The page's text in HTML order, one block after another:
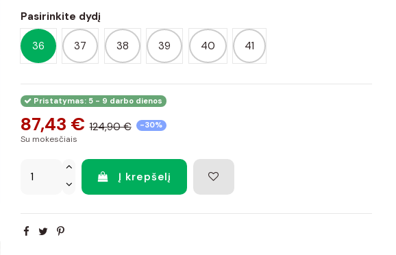
Pasirinkite dydį
36 37 38 39 40 41
Pristatymas: 5 - 9 darbo dienos
87,43 € 124,90 € -30%
Su mokesčiais
Į krepšelį